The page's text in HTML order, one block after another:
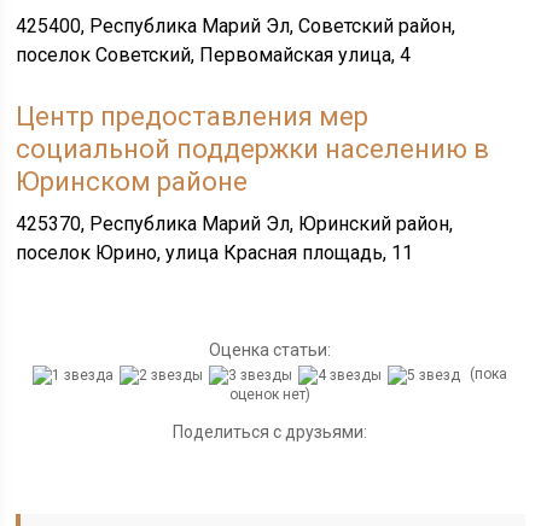
425400, Республика Марий Эл, Советский район,
поселок Советский, Первомайская улица, 4
Центр предоставления мер
социальной поддержки населению в
Юринском районе
425370, Республика Марий Эл, Юринский район,
поселок Юрино, улица Красная площадь, 11
Оценка статьи:
(пока
оценок нет)
Поделиться с друзьями: